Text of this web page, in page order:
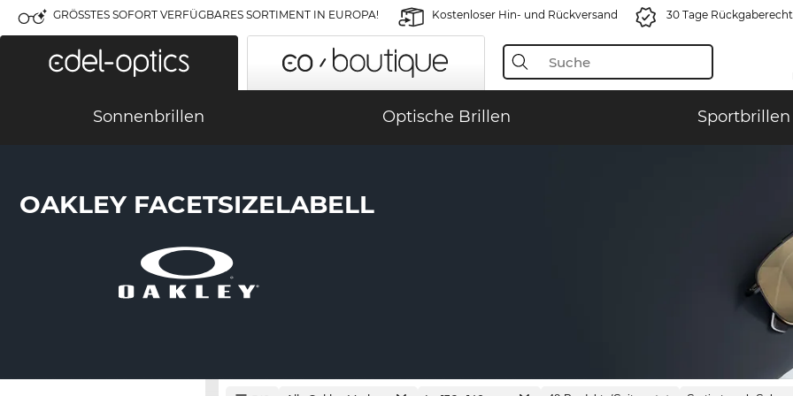
GRÖSSTES SOFORT VERFÜGBARES SORTIMENT IN EUROPA! Kostenloser Hin- und Rückversand 30 Tage Rückgaberecht
Sonnenbrillen Optische Brillen Sportbrillen
OAKLEY FACETSIZELABELL